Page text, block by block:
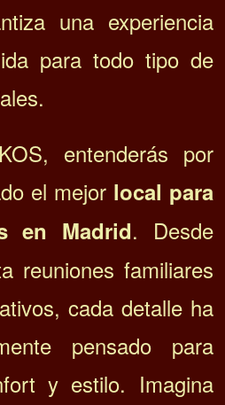
una experiencia
para todo tipo de
entenderás por
el mejor local para
en Madrid. Desde
reuniones familiares
cada detalle ha
pensado para
y estilo. Imagina